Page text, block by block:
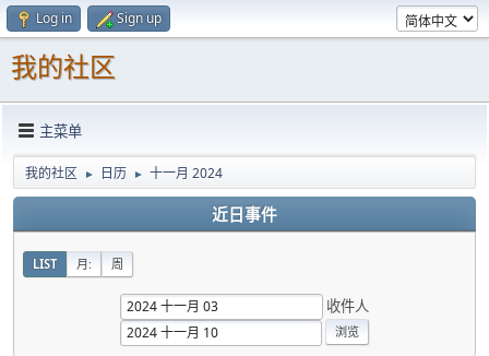
Log in Sign up
我的社区
主菜单
我的社区 ► 日历 ► 十一月 2024
近日事件
LIST 月: 周
收件人